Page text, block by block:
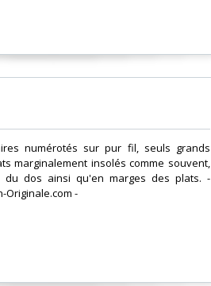
numérotés sur pur fil, seuls grands
marginalement insolés comme souvent,
dos ainsi qu'en marges des plats. -
Originale.com -‎